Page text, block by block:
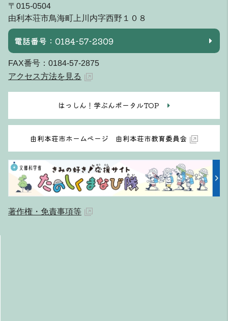
〒015-0504
由利本荘市鳥海町上川内字西野１０８
電話番号：0184-57-2309
FAX番号：0184-57-2875
アクセス方法を見る
はっしん！学ぶんポータルTOP
由利本荘市ホームページ 由利本荘市教育委員会
著作権・免責事項等